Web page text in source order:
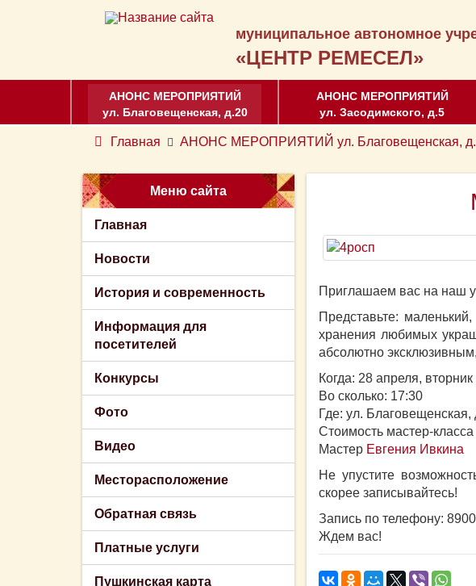
муниципальное автономное
«ЦЕНТР РЕМЕСЕЛ»
АНОНС МЕРОПРИЯТИЙ
ул. Благовещенская, д.20
АНОНС МЕРОПРИЯТИЙ
ул. Засодимского, д.5
Главная АНОНС МЕРОПРИЯТИЙ ул. Благовещенская,
Приглашаем вас на наш
Представьте:
хранения любимых
абсолютно
Когда: 28 апреля, вторник
Во сколько: 17:30
Где: ул. Благовещенская,
Стоимость мастер-класса
Мастер Евгения Ивкина
Не упустите
скорее записывайтесь!
Запись по телефону:
Ждем вас!
Меню сайта
Главная
Новости
История и современность
Информация для
посетителей
Конкурсы
Фото
Видео
Месторасположение
Обратная связь
Платные услуги
Пушкинская карта